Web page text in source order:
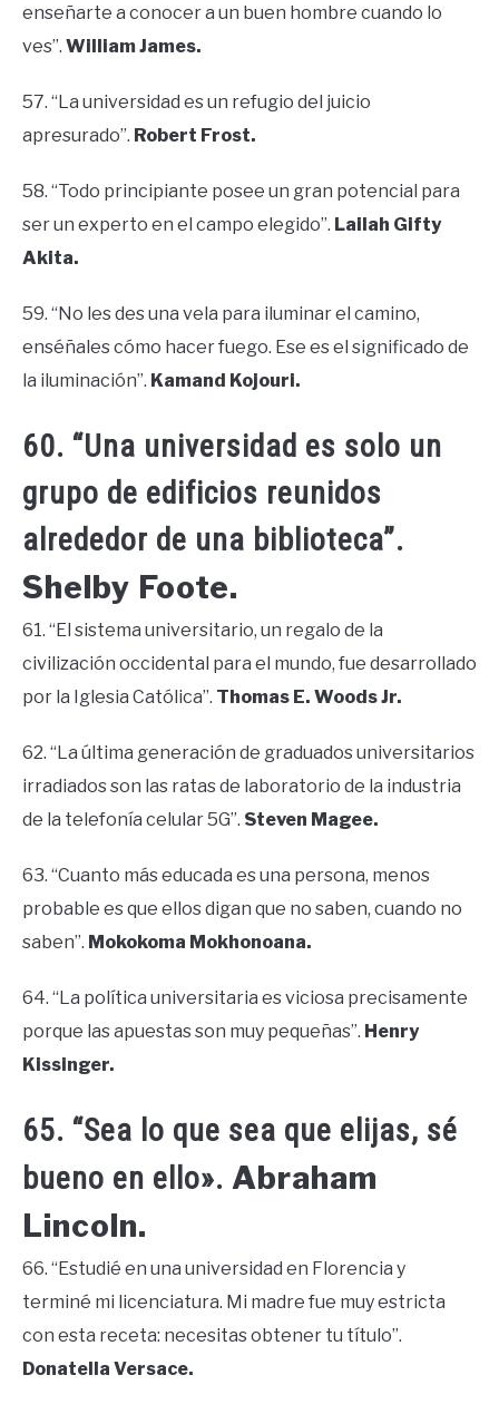
enseñarte a conocer a un buen hombre cuando lo
ves”. William James.
57. “La universidad es un refugio del juicio
apresurado”. Robert Frost.
58. “Todo principiante posee un gran potencial para
ser un experto en el campo elegido”. Lailah Gifty
Akita.
59. “No les des una vela para iluminar el camino,
enséñales cómo hacer fuego. Ese es el significado de
la iluminación”. Kamand Kojouri.
60. “Una universidad es solo un
grupo de edificios reunidos
alrededor de una biblioteca”.
Shelby Foote.
61. “El sistema universitario, un regalo de la
civilización occidental para el mundo, fue desarrollado
por la Iglesia Católica”. Thomas E. Woods Jr.
62. “La última generación de graduados universitarios
irradiados son las ratas de laboratorio de la industria
de la telefonía celular 5G”. Steven Magee.
63. “Cuanto más educada es una persona, menos
probable es que ellos digan que no saben, cuando no
saben”. Mokokoma Mokhonoana.
64. “La política universitaria es viciosa precisamente
porque las apuestas son muy pequeñas”. Henry
Kissinger.
65. “Sea lo que sea que elijas, sé
bueno en ello». Abraham
Lincoln.
66. “Estudié en una universidad en Florencia y
terminé mi licenciatura. Mi madre fue muy estricta
con esta receta: necesitas obtener tu título”.
Donatella Versace.